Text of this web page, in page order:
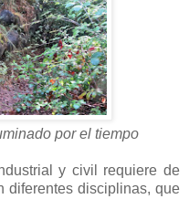
por el tiempo
y civil requiere de
diferentes disciplinas, que